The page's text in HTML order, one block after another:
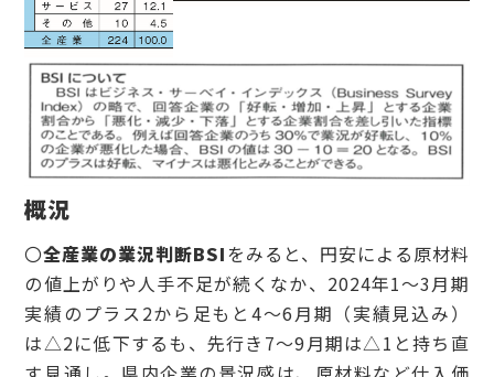
概況
〇全産業の業況判断BSIをみると、円安による原材料
の値上がりや人手不足が続くなか、2024年1～3月期
実績のプラス2から足もと4～6月期（実績見込み）
は△2に低下するも、先行き7～9月期は△1と持ち直